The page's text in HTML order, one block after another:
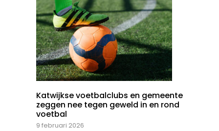
Katwijkse voetbalclubs en gemeente
zeggen nee tegen geweld in en rond
voetbal
9 februari 2026